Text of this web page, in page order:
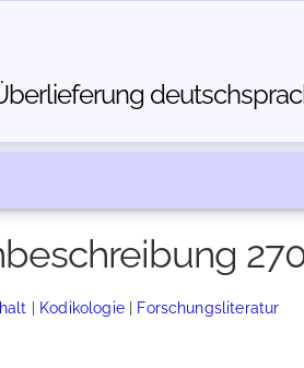
| Kodikologie| Forschungsliteratur